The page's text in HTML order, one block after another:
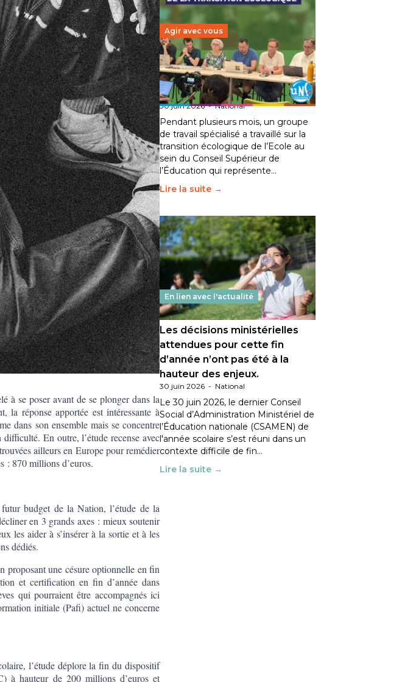
à se poser avant de se plonger dans la
la réponse apportée est intéressante à
dans son ensemble mais se concentre
En outre, l’étude recense avec
ailleurs en Europe pour remédier
: 870 millions d’euros.
budget de la Nation, l’étude de la
en 3 grands axes : mieux soutenir
les aider à s’insérer à la sortie et à les
dédiés.
proposant une césure optionnelle en fin
et certification en fin d’année dans
qui pourraient être accompagnés ici
initiale (Pafi) actuel ne concerne
l’étude déplore la fin du dispositif
à hauteur de 200 millions d’euros et
Agir avec vous
Transition écologique de
l’éducation : l’UNSA Éducation
fait bouger les lignes
30 juin 2026-National
Pendant plusieurs mois, un groupe
de travail spécialisé a travaillé sur la
transition écologique de l’Ecole au
sein du Conseil Supérieur de
l’Éducation qui représente…
Lire la suite →
En lien avec l'actualité
Les décisions ministérielles
attendues pour cette fin
d’année n’ont pas été à la
hauteur des enjeux.
30 juin 2026 - National
Le 30 juin 2026, le dernier Conseil
Social d’Administration Ministériel de
l’Éducation nationale (CSAMEN) de
l'année scolaire s’est réuni dans un
contexte difficile de fin…
Lire la suite →